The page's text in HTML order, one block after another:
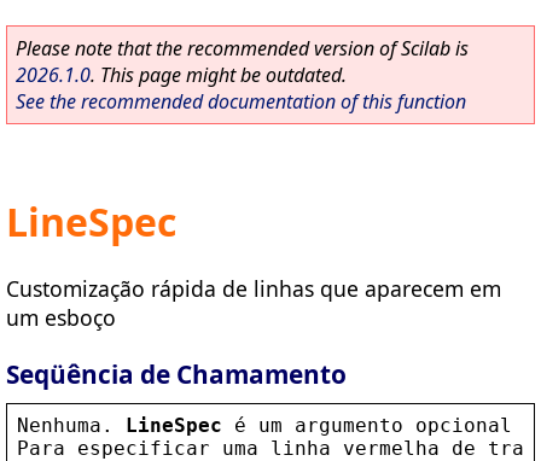
Please note that the recommended version of Scilab is
2026.1.0. This page might be outdated.
See the recommended documentation of this function
LineSpec
Customização rápida de linhas que aparecem em
um esboço
Seqüência de Chamamento
Nenhuma . LineSpec é um argumento opcional
Para
especificar uma linha vermelha de tra